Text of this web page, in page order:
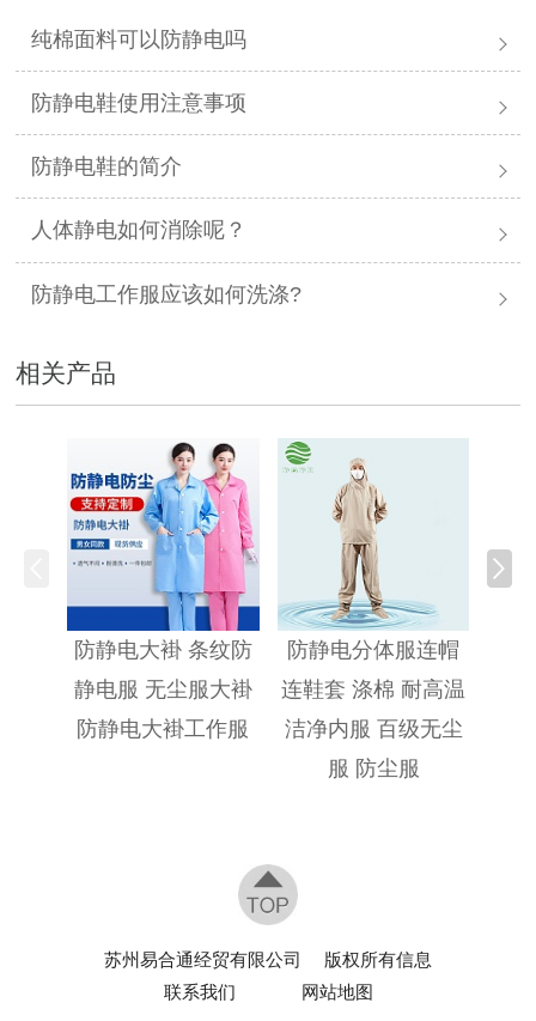
纯棉面料可以防静电吗
防静电鞋使用注意事项
防静电鞋的简介
人体静电如何消除呢？
防静电工作服应该如何洗涤?
相关产品
防静电大褂 条纹防
静电服 无尘服大褂
防静电大褂工作服
防静电分体服连帽
连鞋套 涤棉 耐高温
洁净内服 百级无尘
服 防尘服
防
苏州易合通经贸有限公司
版权所有信息
联系我们
网站地图